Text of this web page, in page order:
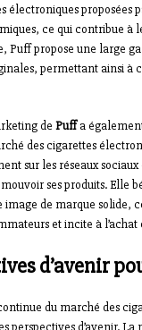
électroniques proposées
ce qui contribue à
Puff propose une large
permettant ainsi à
de Puffa
des cigarettes
sur les réseaux
ses produits. Elle
image de marque solide,
et incite à l’achat
d’avenir
du marché des
perspectives d’avenir. La